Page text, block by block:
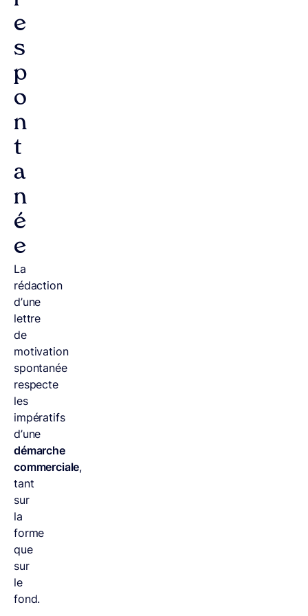
e
s
p
o
n
t
a
n
é
e
La
rédaction
d’une
lettre
de
motivation
spontanée
respecte
les
impératifs
d’une
démarche
commerciale,
tant
sur
la
forme
que
sur
le
fond.